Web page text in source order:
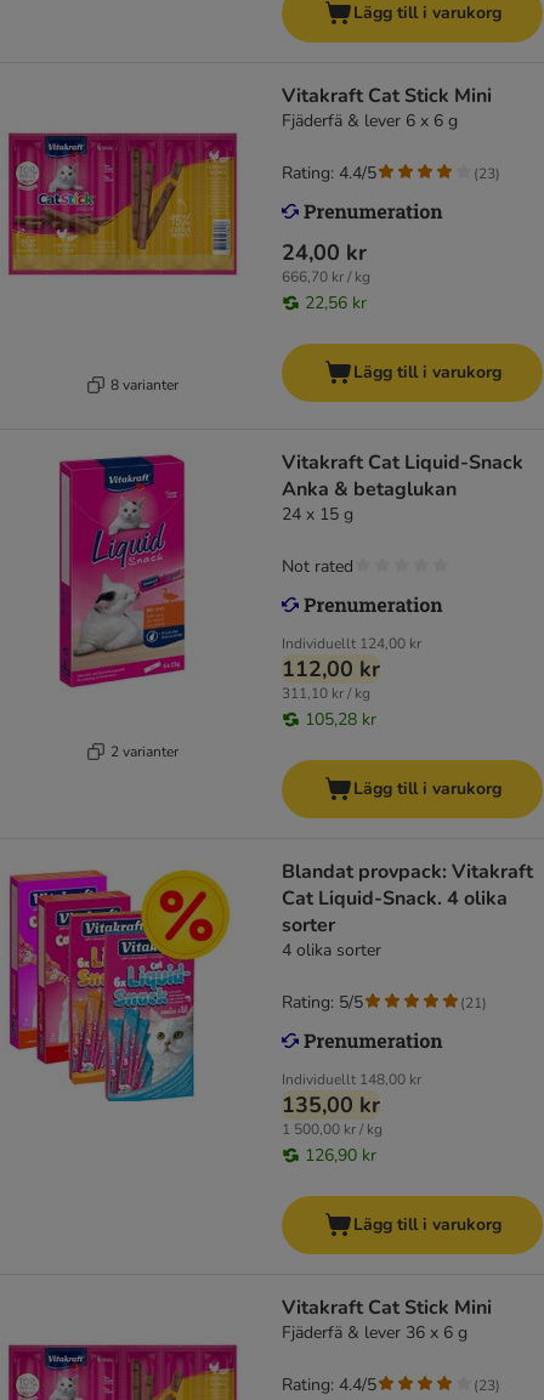
Lägg till i varukorg
8 varianter
Vitakraft Cat Stick Mini
Fjäderfä & lever 6 x 6 g
24,00 kr
666,70 kr / kg
22,56 kr
Rating: 4.4/5 (23)
Lägg till i varukorg
2 varianter
Vitakraft Cat Liquid-Snack
Anka & betaglukan
24 x 15 g
Individuellt 124,00 kr
112,00 kr
311,10 kr / kg
105,28 kr
Not rated
Lägg till i varukorg
Blandat provpack: Vitakraft
Cat Liquid-Snack. 4 olika
sorter
4 olika sorter
Individuellt 148,00 kr
135,00 kr
1 500,00 kr / kg
126,90 kr
Rating: 5/5 (21)
Lägg till i varukorg
Vitakraft Cat Stick Mini
Fjäderfä & lever 36 x 6 g
Rating: 4.4/5 (23)